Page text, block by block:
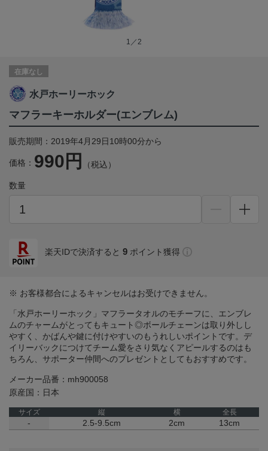
1／2
在庫なし
水戸ホーリーホック
マフラーキーホルダー(エンブレム)
販売期間：2019年4月29日10時00分から
価格： 990円 （税込）
数量
楽天IDで決済すると 9 ポイント獲得
※ お客様都合によるキャンセルはお受けできません。
「水戸ホーリーホック」マフラータオルのモチーフに、エンブレ
ムのチャームがとってもキュート◎ボールチェーンは取り外しし
やすく、かばんや鍵に付けやすいのもうれしいポイントです。デ
イリーバックにつけてチーム愛をさり気なくアピールするのはも
ちろん、サポーター仲間へのプレゼントとしてもおすすめです。
メーカー品番：mh900058
原産国：日本
サイズ 縦 横 全長
- 2.5-9.5cm 2cm 13cm